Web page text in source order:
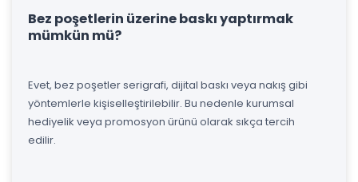
Bez poşetlerin üzerine baskı yaptırmak
mümkün mü?
Evet, bez poşetler serigrafi, dijital baskı veya nakış gibi
yöntemlerle kişiselleştirilebilir. Bu nedenle kurumsal
hediyelik veya promosyon ürünü olarak sıkça tercih
edilir.